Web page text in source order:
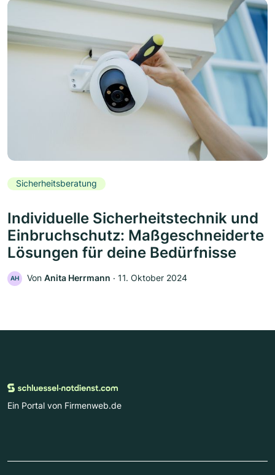
Sicherheitsberatung
Individuelle Sicherheitstechnik und
Einbruchschutz: Maßgeschneiderte
Lösungen für deine Bedürfnisse
AH Von Anita Herrmann ‧ 11. Oktober 2024
Ein Portal von Firmenweb.de